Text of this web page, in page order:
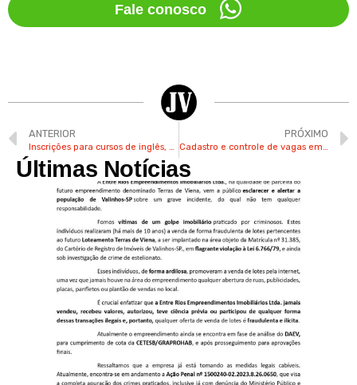
Fale conosco
ANTERIOR
Inscrições para cursos de inglês, computação e floral são abertas pelo Fundo Social de Valinhos
PRÓXIMO
Cadastro e controle de vagas em creches de Valinhos serão por sistema eletrônico
Últimas Notícias